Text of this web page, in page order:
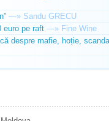
—» Sandu GRECU
euro pe raft —» Fine Wine
despre mafie, hoție,